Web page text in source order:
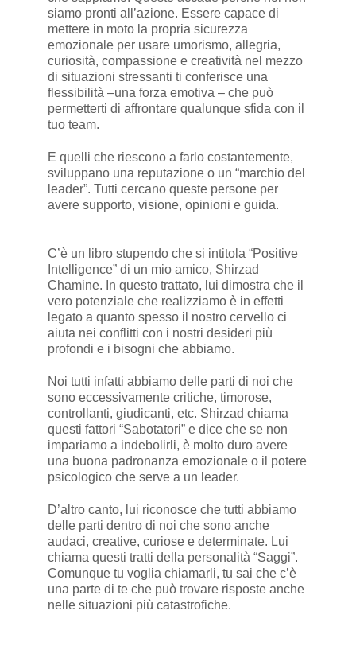
siamo pronti all’azione. Essere capace di
mettere in moto la propria sicurezza
emozionale per usare umorismo, allegria,
curiosità, compassione e creatività nel mezzo
di situazioni stressanti ti conferisce una
flessibilità –una forza emotiva – che può
permetterti di affrontare qualunque sfida con il
tuo team.
E quelli che riescono a farlo costantemente,
sviluppano una reputazione o un “marchio del
leader”. Tutti cercano queste persone per
avere supporto, visione, opinioni e guida.
C’è un libro stupendo che si intitola “Positive
Intelligence” di un mio amico, Shirzad
Chamine. In questo trattato, lui dimostra che il
vero potenziale che realizziamo è in effetti
legato a quanto spesso il nostro cervello ci
aiuta nei conflitti con i nostri desideri più
profondi e i bisogni che abbiamo.
Noi tutti infatti abbiamo delle parti di noi che
sono eccessivamente critiche, timorose,
controllanti, giudicanti, etc. Shirzad chiama
questi fattori “Sabotatori” e dice che se non
impariamo a indebolirli, è molto duro avere
una buona padronanza emozionale o il potere
psicologico che serve a un leader.
D’altro canto, lui riconosce che tutti abbiamo
delle parti dentro di noi che sono anche
audaci, creative, curiose e determinate. Lui
chiama questi tratti della personalità “Saggi”.
Comunque tu voglia chiamarli, tu sai che c’è
una parte di te che può trovare risposte anche
nelle situazioni più catastrofiche.